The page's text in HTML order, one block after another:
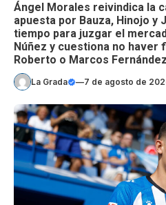
Ángel Morales reivindica la
apuesta por Bauza, Hinojo y
tiempo para juzgar el
Núñez y cuestiona no
Roberto o Marcos
La Grada —7 de agosto de